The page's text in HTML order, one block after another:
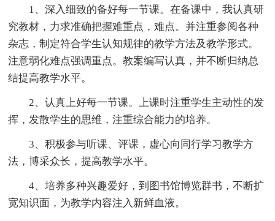
1、深入细致的备好每一节课。在备课中，我认真研
究教材，力求准确把握难重点，难点。并注重参阅各种
杂志，制定符合学生认知规律的教学方法及教学形式。
注意弱化难点强调重点。教案编写认真，并不断归纳总
结提高教学水平。
2、认真上好每一节课。上课时注重学生主动性的发
挥，发散学生的思维，注重综合能力的培养。
3、积极参与听课、评课，虚心向同行学习教学方
法，博采众长，提高教学水平。
4、培养多种兴趣爱好，到图书馆博览群书，不断扩
宽知识面，为教学内容注入新鲜血液。